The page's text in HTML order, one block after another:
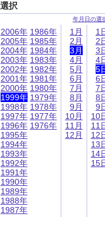
択
年月日の選
2006年
2005年
2004年
2003年
2002年
2001年
2000年
1999年
1998年
1997年
1996年
1995年
1994年
1993年
1992年
1991年
1990年
1989年
1988年
1987年
1986年
1985年
1984年
1983年
1982年
1981年
1980年
1979年
1978年
1977年
1976年
1月
2月
3月
4月
5月
6月
7月
8月
9月
10月
11月
12月
1
2
3
4
5
6
7
8
9
10
11
12
13
14
15